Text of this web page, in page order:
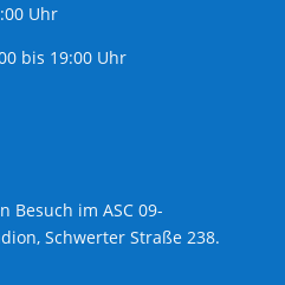
Uhr
bis 19:00 Uhr
Besuch im ASC 09-
Schwerter Straße 238.